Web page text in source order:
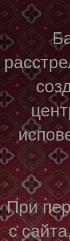
При
с